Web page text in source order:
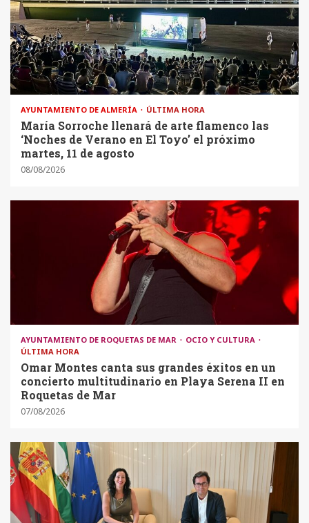
AYUNTAMIENTO DE ALMERÍA ÚLTIMA HORA
María Sorroche llenará de arte flamenco las
‘Noches de Verano en El Toyo’ el próximo
martes, 11 de agosto
08/08/2026
AYUNTAMIENTO DE ROQUETAS DE MAR
OCIO Y CULTURA
ÚLTIMA HORA
Omar Montes canta sus grandes éxitos en un
concierto multitudinario en Playa Serena II en
Roquetas de Mar
07/08/2026